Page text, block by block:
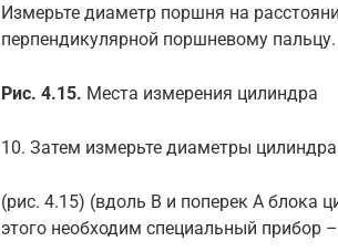
Измерьте диаметр поршня на
перпендикулярной поршневому пальцу.
Рис. 4.15. Места измерения цилиндра
10. Затем измерьте диаметры
(рис. 4.15) (вдоль В и поперек А блока
этого необходим специальный прибор